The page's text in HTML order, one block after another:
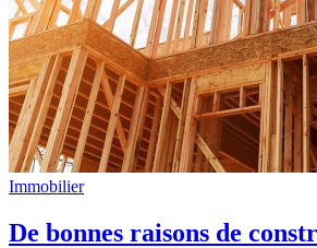
Immobilier
De bonnes raisons de